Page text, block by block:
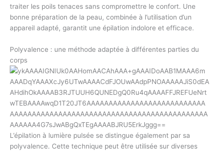
traiter les poils tenaces sans compromettre le confort. Une
bonne préparation de la peau, combinée à l’utilisation d’un
appareil adapté, garantit une épilation indolore et efficace.
Polyvalence : une méthode adaptée à différentes parties du
corps
L’épilation à lumière pulsée se distingue également par sa
polyvalence. Cette technique peut être utilisée sur diverses